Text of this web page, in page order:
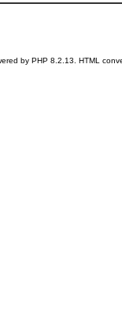
by PHP 8.2.13. HTML